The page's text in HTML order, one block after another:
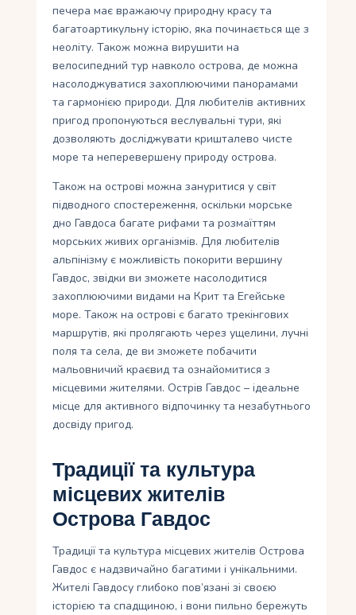
печера має вражаючу природну красу та
багатоартикульну історію, яка починається ще з
неоліту. Також можна вирушити на
велосипедний тур навколо острова, де можна
насолоджуватися захоплюючими панорамами
та гармонією природи. Для любителів активних
пригод пропонуються веслувальні тури, які
дозволяють досліджувати кришталево чисте
море та неперевершену природу острова.
Також на острові можна зануритися у світ
підводного спостереження, оскільки морське
дно Гавдоса багате рифами та розмаїттям
морських живих організмів. Для любителів
альпінізму є можливість покорити вершину
Гавдос, звідки ви зможете насолодитися
захоплюючими видами на Крит та Егейське
море. Також на острові є багато трекінгових
маршрутів, які пролягають через ущелини, лучні
поля та села, де ви зможете побачити
мальовничий краєвид та ознайомитися з
місцевими жителями. Острів Гавдос – ідеальне
місце для активного відпочинку та незабутнього
досвіду пригод.
Традиції та культура
місцевих жителів
Острова Гавдос
Традиції та культура місцевих жителів Острова
Гавдос є надзвичайно багатими і унікальними.
Жителі Гавдосу глибоко пов’язані зі своєю
історією та спадщиною, і вони пильно бережуть